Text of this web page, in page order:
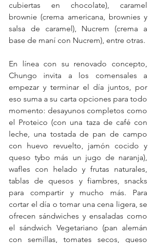
cubiertas en chocolate), caramel
brownie (crema americana, brownies y
salsa de caramel), Nucrem (crema a
base de maní con Nucrem), entre otras.
En línea con su renovado concepto,
Chungo invita a los comensales a
empezar y terminar el día juntos, por
eso suma a su carta opciones para todo
momento: desayunos completos como
el Proteico (con una taza de café con
leche, una tostada de pan de campo
con huevo revuelto, jamón cocido y
queso tybo más un jugo de naranja),
wafles con helado y frutas naturales,
tablas de quesos y fiambres, snacks
para compartir y mucho más. Para
cortar el día o tomar una cena ligera, se
ofrecen sándwiches y ensaladas como
el sándwich Vegetariano (pan alemán
con semillas, tomates secos, queso